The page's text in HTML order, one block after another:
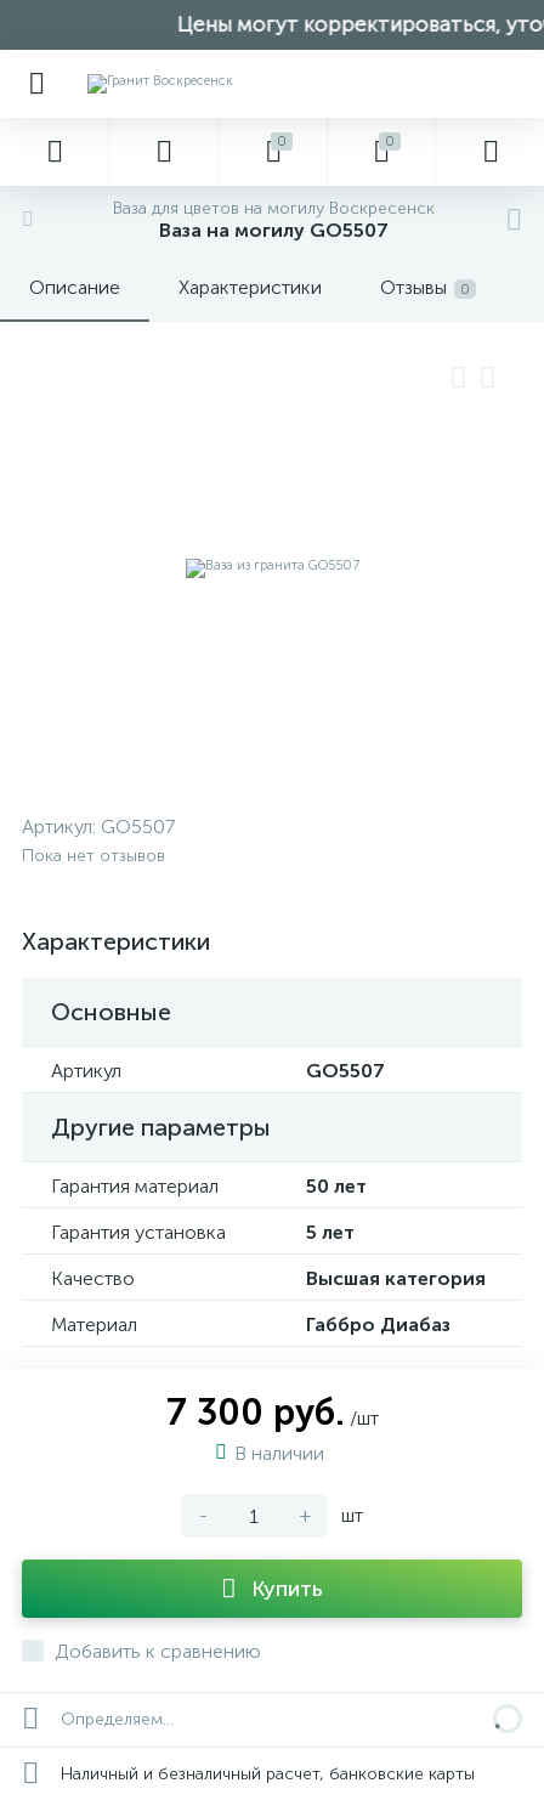
Цены могут корректироваться,
0 0
Ваза для цветов на могилу Воскресенск
Ваза на могилу GO5507
Описание Характеристики Отзывы 0
Артикул: GO5507
Пока нет отзывов
Характеристики
Основные
Артикул GO5507
Другие параметры
Гарантия материал
50 лет
Гарантия установка
5 лет
Качество
Высшая категория
Материал
Габбро Диабаз
7 300 руб. /шт
В наличии
- + шт
Купить
Добавить к сравнению
Определяем...
Наличный и безналичный расчет, банковские карты